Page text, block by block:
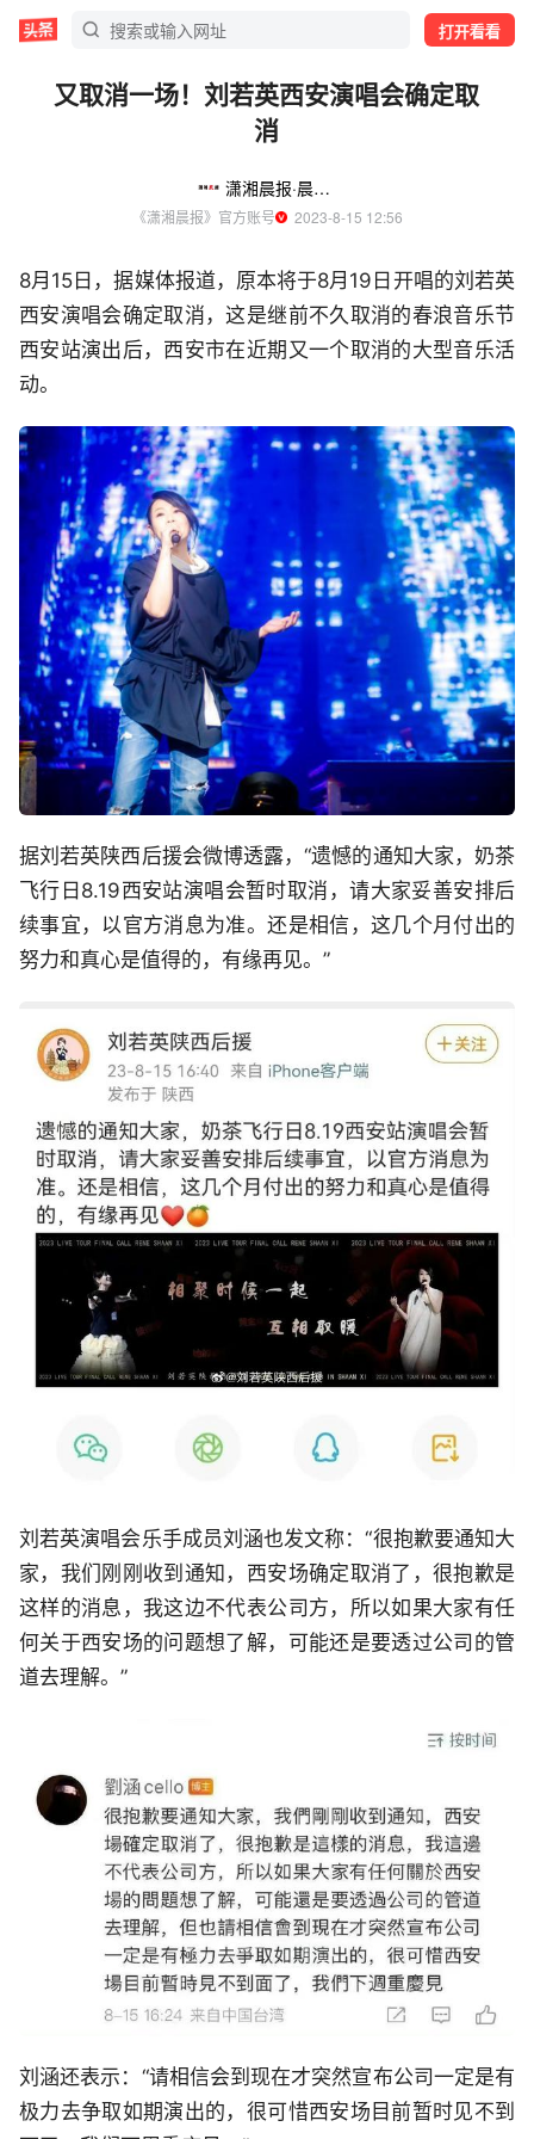
打开看看
又取消一场！刘若英西安演唱会确定取
消
潇湘晨报·晨视频
《潇湘晨报》官方账号
  2023-8-15 12:56
8月15日，据媒体报道，原本将于8月19日开唱的刘若英
西安演唱会确定取消，这是继前不久取消的春浪音乐节
西安站演出后，西安市在近期又一个取消的大型音乐活
动。
据刘若英陕西后援会微博透露，“遗憾的通知大家，奶茶
飞行日8.19西安站演唱会暂时取消，请大家妥善安排后
续事宜，以官方消息为准。还是相信，这几个月付出的
努力和真心是值得的，有缘再见。”
刘若英演唱会乐手成员刘涵也发文称：“很抱歉要通知大
家，我们刚刚收到通知，西安场确定取消了，很抱歉是
这样的消息，我这边不代表公司方，所以如果大家有任
何关于西安场的问题想了解，可能还是要透过公司的管
道去理解。”
刘涵还表示：“请相信会到现在才突然宣布公司一定是有
极力去争取如期演出的，很可惜西安场目前暂时见不到